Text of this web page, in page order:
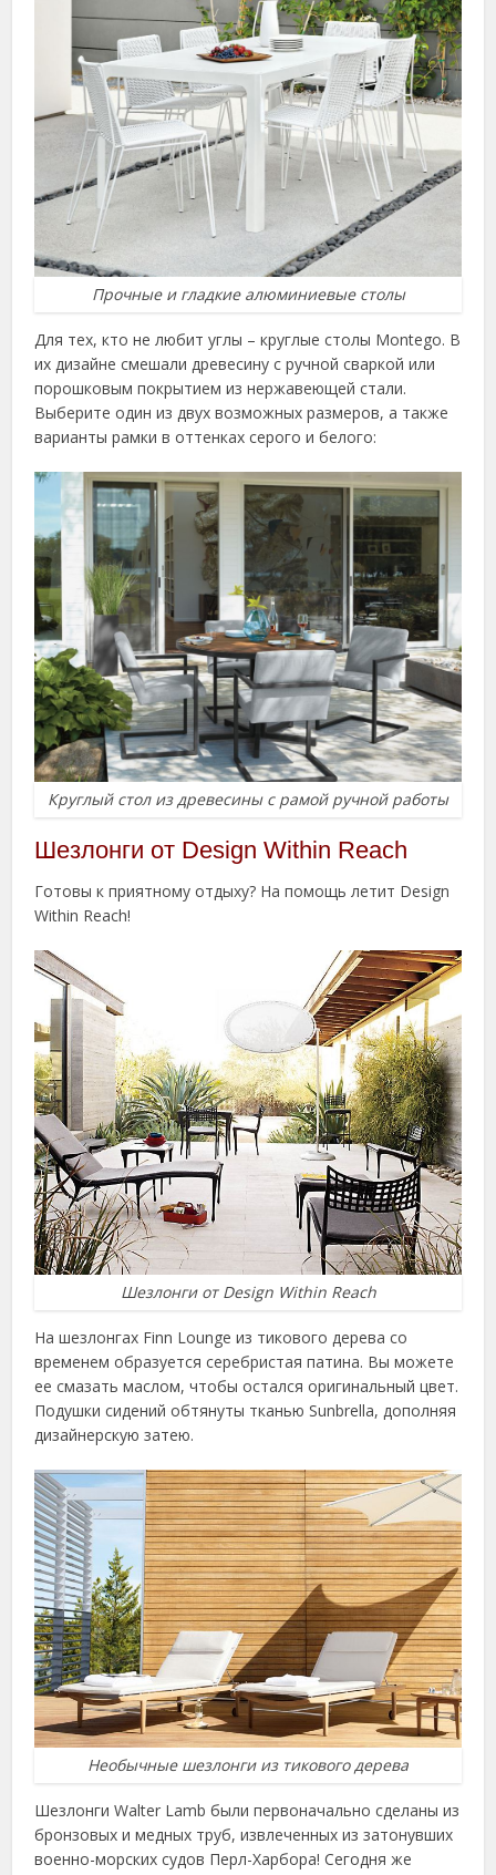
Прочные и гладкие алюминиевые столы
Для тех, кто не любит углы – круглые столы Montego. В
их дизайне смешали древесину с ручной сваркой или
порошковым покрытием из нержавеющей стали.
Выберите один из двух возможных размеров, а также
варианты рамки в оттенках серого и белого:
Круглый стол из древесины с рамой ручной работы
Шезлонги от Design Within Reach
Готовы к приятному отдыху? На помощь летит Design
Within Reach!
Шезлонги от Design Within Reach
На шезлонгах Finn Lounge из тикового дерева со
временем образуется серебристая патина. Вы можете
ее смазать маслом, чтобы остался оригинальный цвет.
Подушки сидений обтянуты тканью Sunbrella, дополняя
дизайнерскую затею.
Необычные шезлонги из тикового дерева
Шезлонги Walter Lamb были первоначально сделаны из
бронзовых и медных труб, извлеченных из затонувших
военно-морских судов Перл-Харбора! Сегодня же